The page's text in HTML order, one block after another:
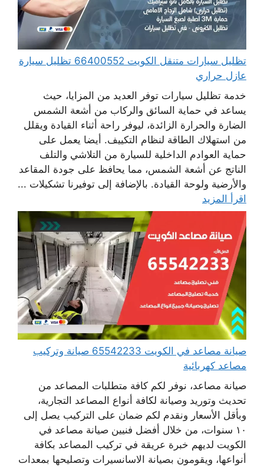
تظليل سيارات متنقل الكويت 66400552 تظليل سيارة
عازل حراري
خدمة تظليل سيارات توفر العديد من المزايا، حيث
يساعد في حماية السائق والركاب من أشعة الشمس
الضارة والحرارة الزائدة، ليوفر راحة أثناء القيادة ويقلل
من استهلاك الطاقة لنظام التكييف. أيضا يعمل على
حماية العوادم الداخلية للسيارة من التلاشي والتلف
الناتج عن أشعة الشمس، مما يحافظ على جودة المقاعد
والأرضية ولوحة القيادة. بالإضافة إلى توفيرنا تشكيلات ...
اقرأ المزيد
صيانة مصاعد في الكويت 65542233 صيانة وتركيب
مصاعد كهربائية
صيانة مصاعد، نوفر لكم كافة متطلبات المصاعد من
تحديث وتوريد وصيانة لكافة أنواع المصاعد التجارية،
وبأقل الأسعار ونقدم لكم ضمان على التركيب يصل إلى
١٠ سنوات، من خلال أفضل فنيين صيانة مصاعد في
الكويت لديهم خبرة عريقة في تركيب المصاعد بكافة
أنواعها، ويقومون بصيانة الاسانسيرات وتصليحها بمعدات